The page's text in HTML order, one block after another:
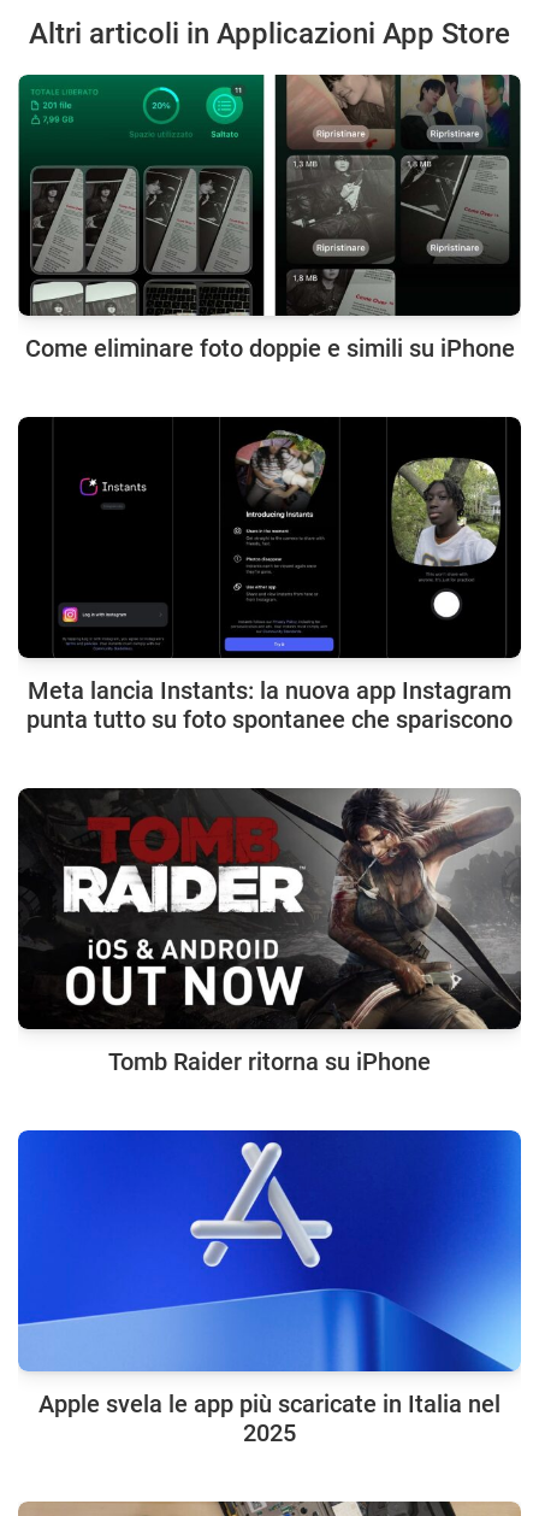
Altri articoli in Applicazioni App Store
Come eliminare foto doppie e simili su iPhone
Meta lancia Instants: la nuova app Instagram
punta tutto su foto spontanee che spariscono
Tomb Raider ritorna su iPhone
Apple svela le app più scaricate in Italia nel
2025